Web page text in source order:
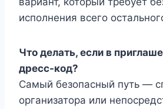
исполнения всего
Что делать, если в
дресс-код?
Самый безопасный путь —
организатора или